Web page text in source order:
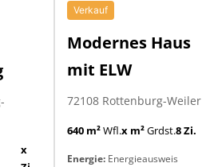
x
Verkauf
Modernes Haus
mit ELW
72108 Rottenburg-Weiler
640 m²Wfl.x m²Grdst.8 Zi.
Energie: Energieausweis